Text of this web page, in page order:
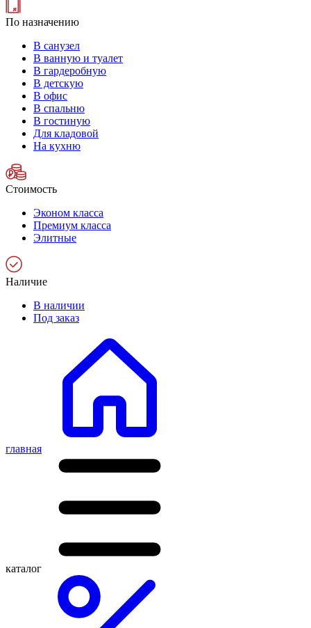
По назначению
В санузел
В ванную и туалет
В гардеробную
В детскую
В офис
В спальню
В гостиную
Для кладовой
На кухню
Стоимость
Эконом класса
Премиум класса
Элитные
Наличие
В наличии
Под заказ
главная
каталог